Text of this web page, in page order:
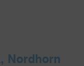
Nordhorn